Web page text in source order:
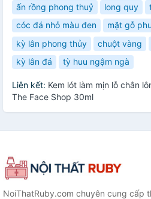
ấn rồng phong thuỷ
long quy
cóc đá nhỏ màu đen
mặt gỗ
kỳ lân phong thủy
chuột vàng
kỳ lân đá
tỳ huu ngậm ngà
Liên kết: Kem lót làm mịn lỗ chân
The Face Shop 30ml
NoiThatRuby.com chuyên cung cấp